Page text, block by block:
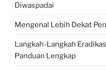
Diwaspadai
Mengenal Lebih Dekat
Langkah-Langkah
Panduan Lengkap